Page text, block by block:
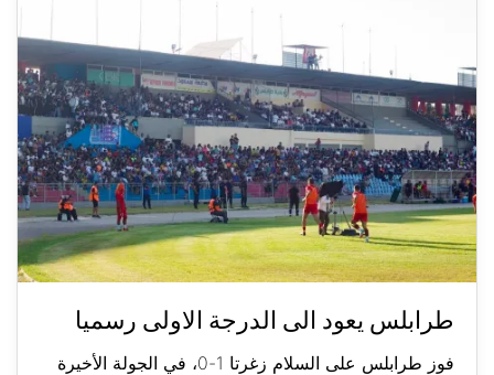
طرابلس يعود الى الدرجة الاولى رسميا
فوز طرابلس على السلام زغرتا 1-0، في الجولة الأخيرة